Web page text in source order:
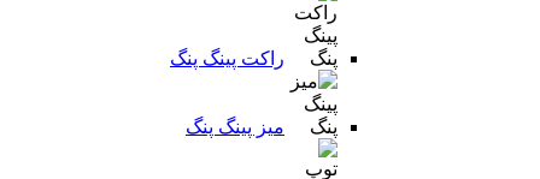
راکت پینگ پنگ
میز پینگ پنگ